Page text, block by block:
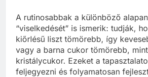
A rutinosabbak a különböző
“viselkedését” is ismerik: tudják,
kiőrlésű liszt tömörebb, így
vagy a barna cukor tömörebb,
kristálycukor. Ezeket a
feljegyezni és folyamatosan